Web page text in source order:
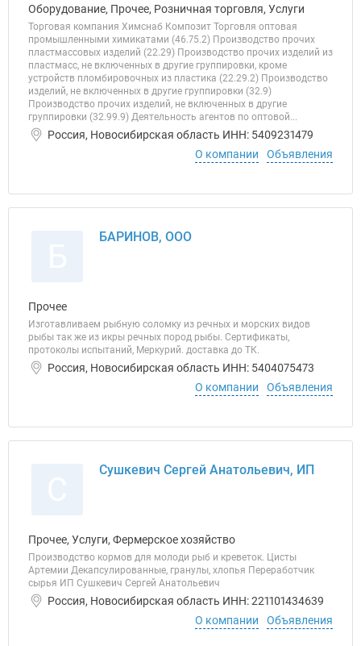
Оборудование, Прочее, Розничная торговля, Услуги
Торговая компания Химснаб Композит Торговля оптовая
промышленными химикатами (46.75.2) Производство прочих
пластмассовых изделий (22.29) Производство прочих изделий из
пластмасс, не включенных в другие группировки, кроме
устройств пломбировочных из пластика (22.29.2) Производство
изделий, не включенных в другие группировки (32.9)
Производство прочих изделий, не включенных в другие
группировки (32.99.9) Деятельность агентов по оптовой...
Россия, Новосибирская область ИНН: 5409231479
О компании
Объявления
БАРИНОВ, ООО
Прочее
Изготавливаем рыбную соломку из речных и морских видов
рыбы так же из икры речных пород рыбы. Сертификаты,
протоколы испытаний, Меркурий. доставка до ТК.
Россия, Новосибирская область ИНН: 5404075473
О компании
Объявления
Сушкевич Сергей Анатольевич, ИП
Прочее, Услуги, Фермерское хозяйство
Производство кормов для молоди рыб и креветок. Цисты
Артемии Декапсулированные, гранулы, хлопья Переработчик
сырья ИП Сушкевич Сергей Анатольевич
Россия, Новосибирская область ИНН: 221101434639
О компании
Объявления